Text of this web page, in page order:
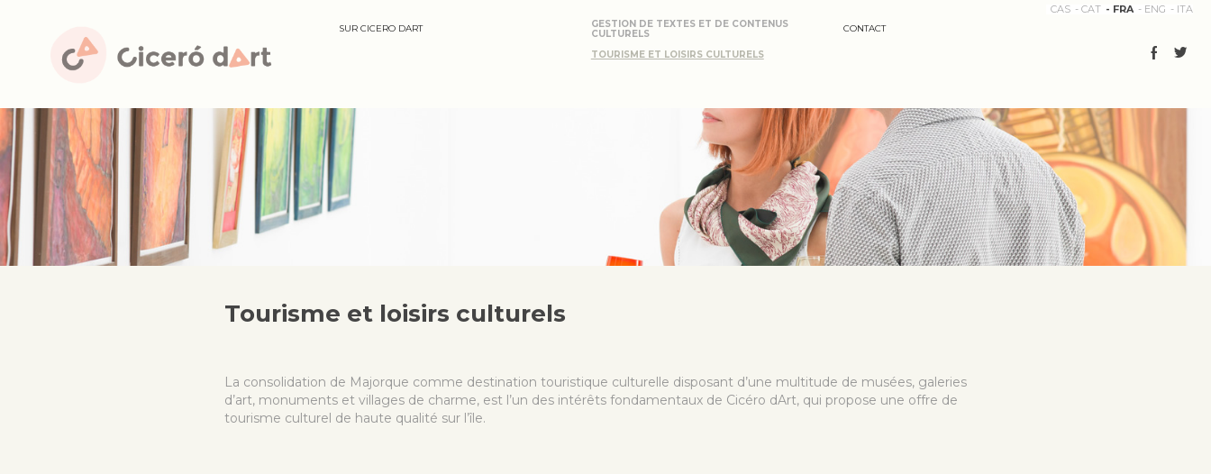
SUR CICERO DART
GESTION DE TEXTES ET DE CONTENUS
CULTURELS
TOURISME ET LOISIRS CULTURELS
CONTACT
CAS CAT FRA ENG ITA
Tourisme et loisirs culturels
La consolidation de Majorque comme destination touristique culturelle disposant d’une multitude de musées, galeries
d’art, monuments et villages de charme, est l’un des intérêts fondamentaux de Cicéro dArt, qui propose une offre de
tourisme culturel de haute qualité sur l’île.